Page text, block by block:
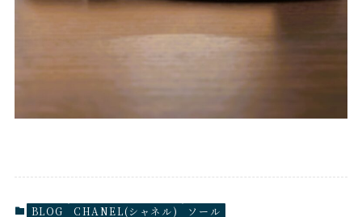
BLOG CHANEL(シャネル) ソール